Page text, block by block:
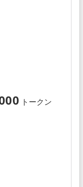
トークン